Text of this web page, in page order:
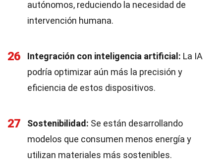
autónomos, reduciendo la necesidad de
intervención humana.
26 Integración con inteligencia artificial: La IA
podría optimizar aún más la precisión y
eficiencia de estos dispositivos.
27 Sostenibilidad: Se están desarrollando
modelos que consumen menos energía y
utilizan materiales más sostenibles.